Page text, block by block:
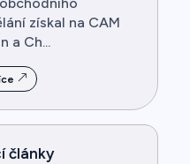
získal na CAM
a Ch...
články